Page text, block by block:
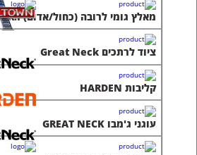
עוגני ג'מבו GREAT NECK
ברגים DON QUICHOTTE
מעברי בוקסה HARDEN
סטים בוקסות CHANNELLOCK